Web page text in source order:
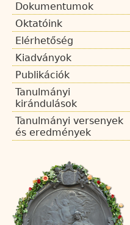
Dokumentumok
Oktatóink
Elérhetőség
Kiadványok
Publikációk
Tanulmányi
kirándulások
Tanulmányi versenyek
és eredmények